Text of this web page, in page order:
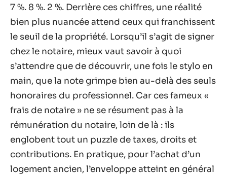
7 %. 8 %. 2 %. Derrière ces chiffres, une réalité
bien plus nuancée attend ceux qui franchissent
le seuil de la propriété. Lorsqu’il s’agit de signer
chez le notaire, mieux vaut savoir à quoi
s’attendre que de découvrir, une fois le stylo en
main, que la note grimpe bien au-delà des seuls
honoraires du professionnel. Car ces fameux «
frais de notaire » ne se résument pas à la
rémunération du notaire, loin de là : ils
englobent tout un puzzle de taxes, droits et
contributions. En pratique, pour l’achat d’un
logement ancien, l’enveloppe atteint en général